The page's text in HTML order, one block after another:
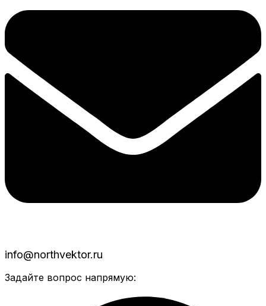
info@northvektor.ru
Задайте вопрос напрямую: